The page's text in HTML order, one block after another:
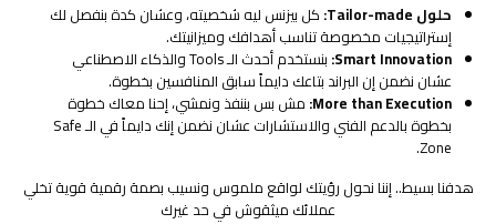
حلول Tailor-made:
كل بيزنس ليه شخصيته، وعشان كدة بنفصل لك
إستراتيجيات مخصوصة تناسب أهدافك وميزانيتك.
Smart Innovation:
بنستخدم أحدث الـ Tools والذكاء الاصطناعي
عشان نضمن إن البراند بتاعك دايماً سابق المنافسين بخطوة.
More than Execution: مش بس بننفذ ونمشي، إحنا معاك خطوة
بخطوة بالدعم الفني والاستشارات عشان نضمن إنك دايماً في الـ Safe
Zone.
هدفنا بسيط.. إننا نحول رؤيتك لواقع ملموس ونسيب بصمة رقمية قوية تخلي
عملائك ميثقوش في حد غيرك